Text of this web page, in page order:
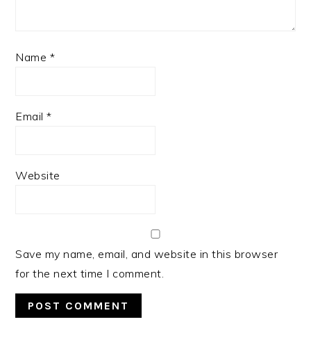
Name *
Email*
Website
Save my name, email, and website in this browser
for the next time I comment.